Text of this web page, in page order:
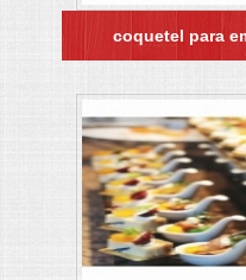
coquetel para